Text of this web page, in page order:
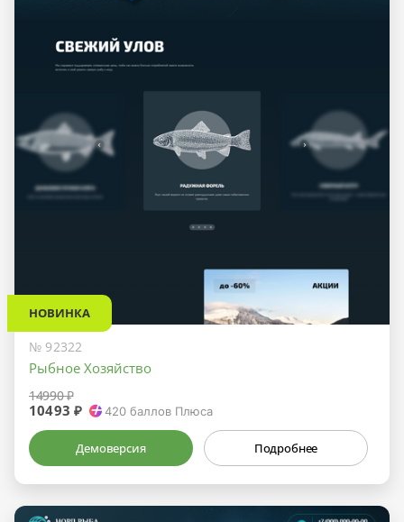
НОВИНКА
№ 92322
Рыбное Хозяйство
14990 ₽
10493 ₽ 420 баллов Плюса
Демоверсия Подробнее